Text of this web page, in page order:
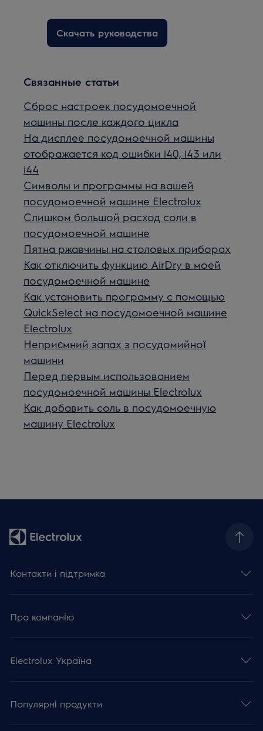
Скачать руководства
Связанные статьи
Сброс настроек посудомоечной
машины после каждого цикла
На дисплее посудомоечной машины
отображается код ошибки i40, i43 или
i44
Символы и программы на вашей
посудомоечной машине Electrolux
Слишком большой расход соли в
посудомоечной машине
Пятна ржавчины на столовых приборах
Как отключить функцию AirDry в моей
посудомоечной машине
Как установить программу с помощью
QuickSelect на посудомоечной машине
Electrolux
Неприємний запах з посудомийної
машини
Перед первым использованием
посудомоечной машины Electrolux
Как добавить соль в посудомоечную
машину Electrolux
Контакти і підтримка
Про компанію
Electrolux Україна
Популярні продукти